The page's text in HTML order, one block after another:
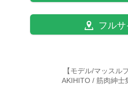
フル
【モデル/マッスル
AKIHITO / 筋肉紳士